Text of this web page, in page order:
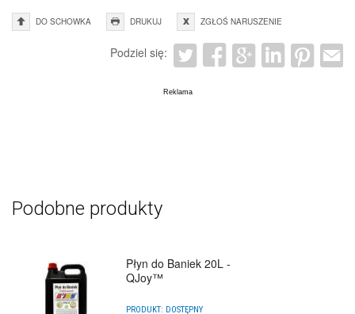
DO SCHOWKA DRUKUJ ZGŁOŚ NARUSZENIE
Podziel się:
Podobne produkty
Płyn do Baniek 20L -
QJoy™
PRODUKT: DOSTĘPNY